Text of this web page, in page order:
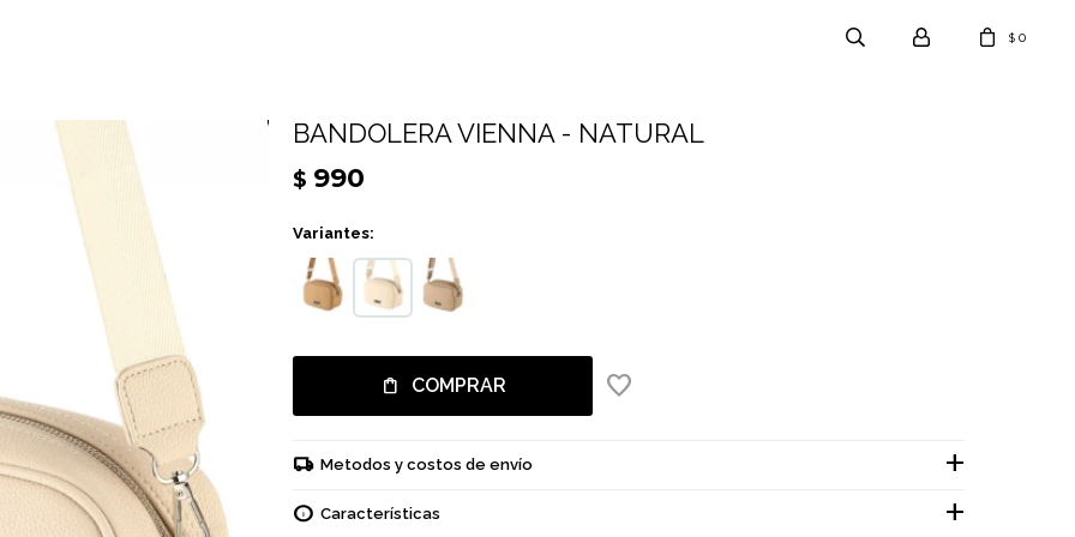
$ 0
BANDOLERA VIENNA - NATURAL
$ 990
Variantes:
COMPRAR
Metodos y costos de envío
Características